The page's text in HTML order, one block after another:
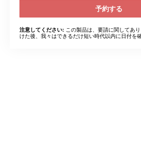
予約する
注意してください: この製品は、要請に関してあ
けた後、我々はできるだけ短い時代以内に日付を